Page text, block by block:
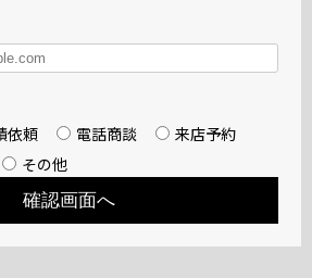
依頼 電話商談
来店予約
その他